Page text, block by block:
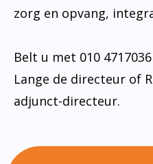
zorg en opvang,
Belt u met 010
Lange de directeur of
adjunct-directeur.